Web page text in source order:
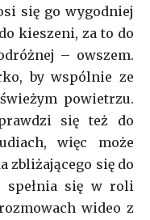
się go wygodniej
kieszeni, za to do
– owszem.
by wspólnie ze
powietrzu.
się też do
więc może
zbliżającego się do
spełnia się w roli
wideo z